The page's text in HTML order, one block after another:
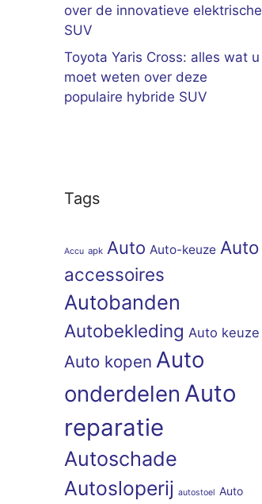
over de innovatieve elektrische
SUV
Toyota Yaris Cross: alles wat u
moet weten over deze
populaire hybride SUV
Tags
Accu apk Auto Auto-keuze Auto
accessoires
Autobanden
Autobekleding Auto keuze
Auto kopen Auto
onderdelen Auto
reparatie
Autoschade
Autosloperij autostoel Auto